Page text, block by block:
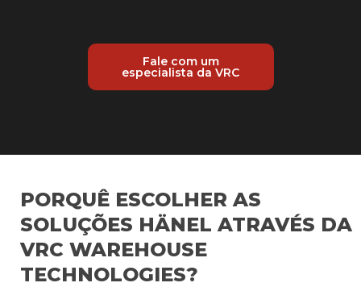
Fale com um
especialista da VRC
PORQUÊ ESCOLHER AS
SOLUÇÕES HÄNEL ATRAVÉS DA
VRC WAREHOUSE
TECHNOLOGIES?